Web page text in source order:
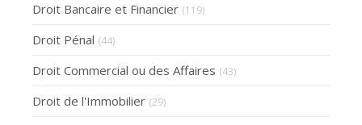
Droit Bancaire et Financier (119)
Droit Pénal (44)
Droit Commercial ou des Affaires (43)
Droit de l'Immobilier (29)